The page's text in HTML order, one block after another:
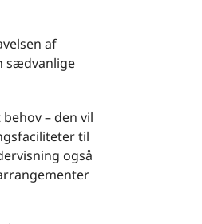
af
sædvanlige
– den vil
til
også